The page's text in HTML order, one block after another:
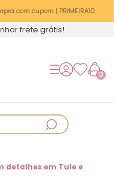
com cupom | PRIMEIRA10
frete grátis!
0
detalhes em Tule e